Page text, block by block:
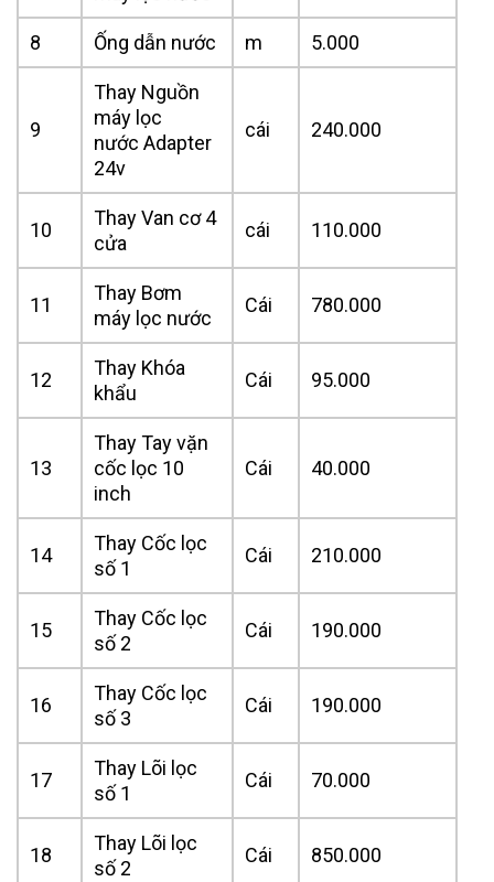
8 Ống dẫn nước m 5.000
9
Thay Nguồn
máy lọc
nước Adapter
24v
cái 240.000
10
Thay Van cơ 4
cửa
cái 110.000
11
Thay Bơm
máy lọc nước
Cái 780.000
12
Thay Khóa
khẩu
Cái 95.000
13
Thay Tay vặn
cốc lọc 10
inch
Cái 40.000
14
Thay Cốc lọc
số 1
Cái 210.000
15
Thay Cốc lọc
số 2
Cái 190.000
16
Thay Cốc lọc
số 3
Cái 190.000
17
Thay Lõi lọc
số 1
Cái 70.000
18
Thay Lõi lọc
số 2
Cái 850.000